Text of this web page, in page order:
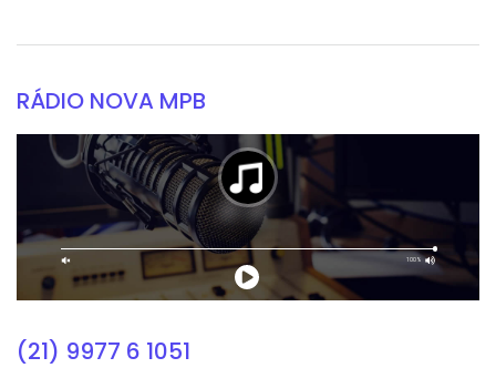
RÁDIO NOVA MPB
(21) 9977 6 1051